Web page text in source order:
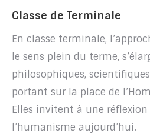
Classe de Terminale
En classe terminale,
le sens plein du terme,
philosophiques,
portant sur la place de
Elles invitent à une réflexion
l’humanisme aujourd’hui.